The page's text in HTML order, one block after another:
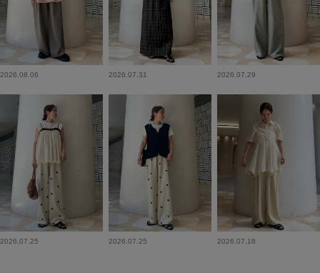
2026.08.06 2026.07.31 2026.07.29
2026.07.25 2026.07.25 2026.07.18